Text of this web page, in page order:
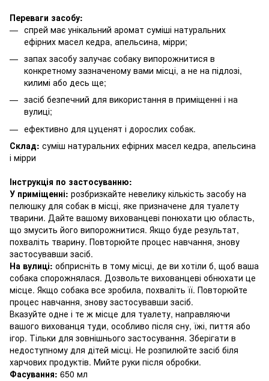
Переваги засобу:
спрей має унікальний аромат суміші натуральних
ефірних масел кедра, апельсина, мірри;
запах засобу залучає собаку випорожнитися в
конкретному зазначеному вами місці, а не на підлозі,
килимі або десь ще;
засіб безпечний для використання в приміщенні і на
вулиці;
ефективно для цуценят і дорослих собак.
Склад: суміш натуральних ефірних масел кедра, апельсина
і мірри
Інструкція по застосуванню:
У приміщенні: розбризкайте невелику кількість засобу на
пелюшку для собак в місці, яке призначене для туалету
тварини. Дайте вашому вихованцеві понюхати цю область,
що змусить його випорожнитися. Якщо буде результат,
похваліть тварину. Повторюйте процес навчання, знову
застосувавши засіб.
На вулиці: обприсніть в тому місці, де ви хотіли б, щоб ваша
собака спорожнялася. Дозвольте вихованцеві обнюхати це
місце. Якщо собака все зробила, похваліть її. Повторюйте
процес навчання, знову застосувавши засіб.
Вказуйте одне і те ж місце для туалету, направляючи
вашого вихованця туди, особливо після сну, їжі, пиття або
ігор. Тільки для зовнішнього застосування. Зберігати в
недоступному для дітей місці. Не розпилюйте засіб біля
харчових продуктів. Мийте руки після обробки.
Фасування: 650 мл